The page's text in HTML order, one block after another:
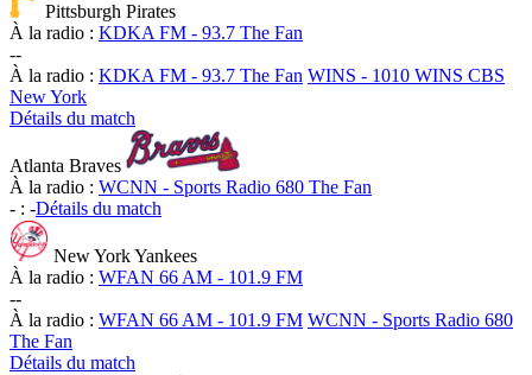
Pittsburgh Pirates
À la radio : KDKA FM - 93.7 The Fan
--
À la radio : KDKA FM - 93.7 The Fan WINS - 1010 WINS CBS
New York
Détails du match
Atlanta Braves
À la radio : WCNN - Sports Radio 680 The Fan
- : -Détails du match
New York Yankees
À la radio : WFAN 66 AM - 101.9 FM
--
À la radio : WFAN 66 AM - 101.9 FM WCNN - Sports Radio 680
The Fan
Détails du match